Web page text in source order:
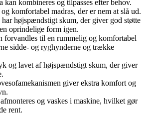
kan kombineres og tilpasses efter behov.
komfortabel madras, der er nem at slå ud.
har højspændstigt skum, der giver god støtte
oprindelige form igen.
forvandles til en rummelig og komfortabel
sidde- og ryghynderne og trække
og lavet af højspændstigt skum, der giver
giver ekstra komfort og
og vaskes i maskine, hvilket gør
rent.